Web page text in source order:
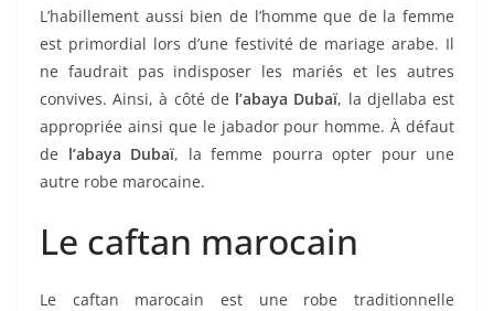
L’habillement aussi bien de l’homme que de la femme
est primordial lors d’une festivité de mariage arabe. Il
ne faudrait pas indisposer les mariés et les autres
convives. Ainsi, à côté de l’abaya Dubaï, la djellaba est
appropriée ainsi que le jabador pour homme. À défaut
de l’abaya Dubaï, la femme pourra opter pour une
autre robe marocaine.
Le caftan marocain
Le caftan marocain est une robe traditionnelle